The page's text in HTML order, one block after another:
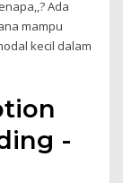
Ada
mampu
kecil dalam
-